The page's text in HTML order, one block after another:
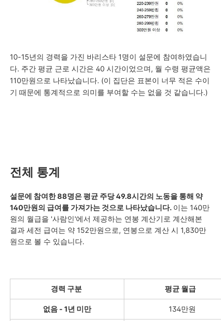
10-15년의 경력을 가진 바리스타 1명이 설문에 참여하였습니
다. 주간 평균 근로 시간은 40 시간이었으며, 월 수령 평균액은
110만원으로 나타났습니다. (이 집단은 표본이 너무 적은 수이
기 때문에 통계적으로 의미를 부여할 수는 없을 것 같습니다.)
전체 통계
설문에 참여한 88명은 평균 주당 49.8시간의 노동을 통해 약
140만원의 급여를 가져가는 것으로 나타났습니다. 이는 140만
원의 월급을 '사람인'에서 제공하는 연봉 계산기로 계산해본
결과 세전 급여는 약 152만원으로, 연봉으로 계산 시 1,830만
원으로 볼 수 있습니다.
경력 구분 평균 월급
없음 - 1년 미만 134만원